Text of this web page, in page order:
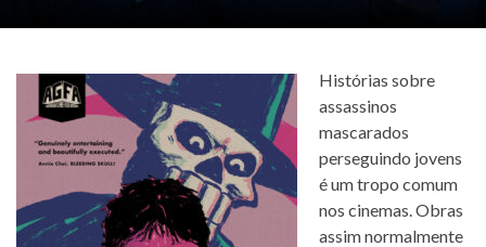
Histórias sobre
assassinos
mascarados
perseguindo jovens
é um tropo comum
nos cinemas. Obras
assim normalmente